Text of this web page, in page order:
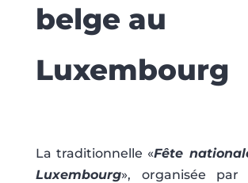
belge au
Luxembourg
La traditionnelle «Fête
Luxembourg», organisée par